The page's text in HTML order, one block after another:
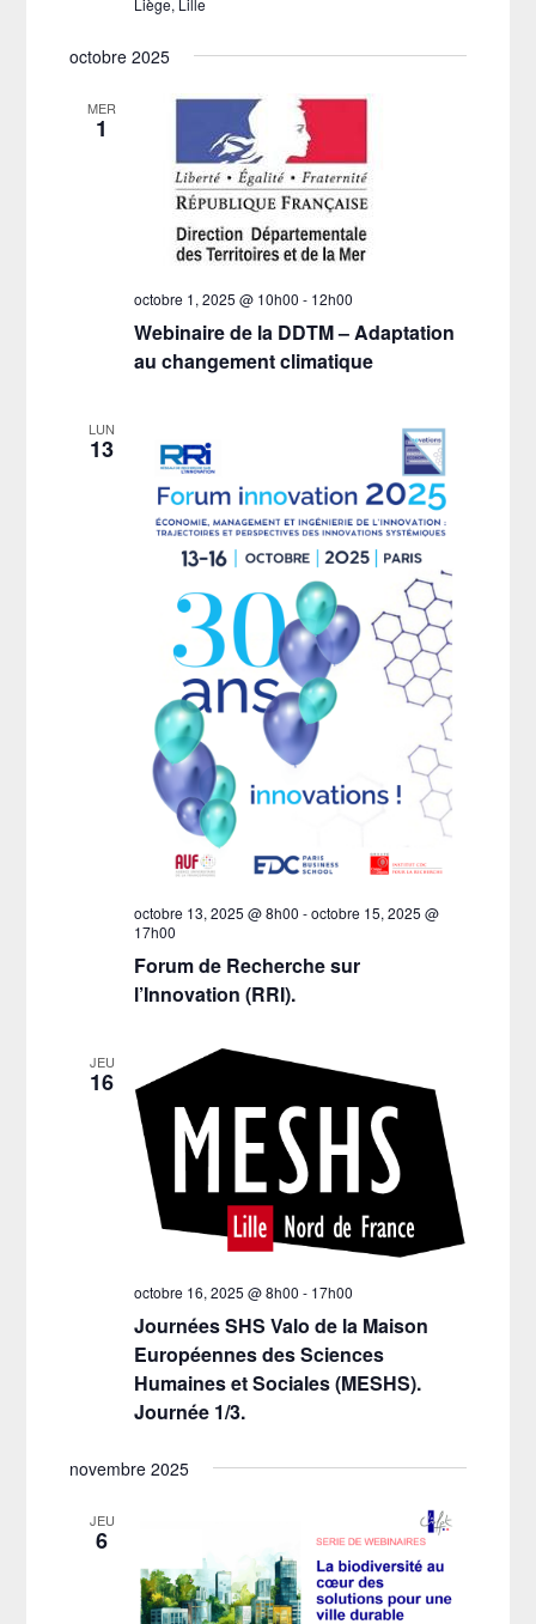
octobre 2025
MER
1
Webinaire de la DDTM – Adaptation
au changement climatique
octobre 1, 2025 @ 10h00 - 12h00
LUN
13
Forum de Recherche sur
l’Innovation (RRI).
octobre 13, 2025 @ 8h00 -octobre 15, 2025 @
17h00
JEU
16
Journées SHS Valo de la Maison
Européennes des Sciences
Humaines et Sociales (MESHS).
Journée 1/3.
octobre 16, 2025 @ 8h00 - 17h00
novembre 2025
JEU
6